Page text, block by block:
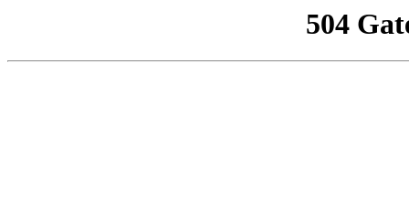
504